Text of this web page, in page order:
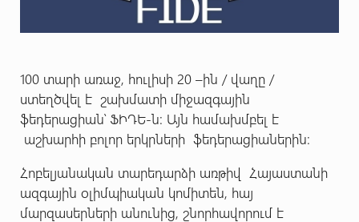
100 տարի առաջ, հուլիսի 20 –ին / վաղը /
ստեղծվել է շախմատի միջազգային
ֆեդերացիան՝ ՖԻԴԵ-ն: Այն համախմբել է
աշխարհի բոլոր երկրների ֆեդերացիաներին:
Հոբելյանական տարեդարձի առթիվ Հայաստանի
ազգային օլիմպիական կոմիտեն, հայ
մարզասերների անունից, շնորհավորում է